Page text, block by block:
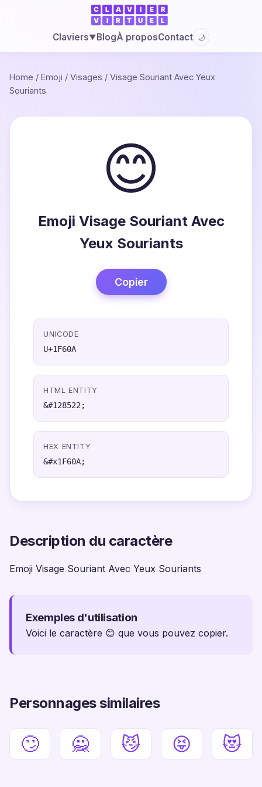
Claviers▼BlogÀ proposContact 🌙
Home / Emoji / Visages / Visage Souriant Avec Yeux
Souriants
😊
Emoji Visage Souriant Avec
Yeux Souriants
Copier
UNICODE
U+1F60A
HTML ENTITY
&#128522;
HEX ENTITY
&#x1F60A;
Description du caractère
Emoji Visage Souriant Avec Yeux Souriants
Exemples d'utilisation
Voici le caractère 😊 que vous pouvez copier.
Personnages similaires
🙄 🙅 😼 😝 😻